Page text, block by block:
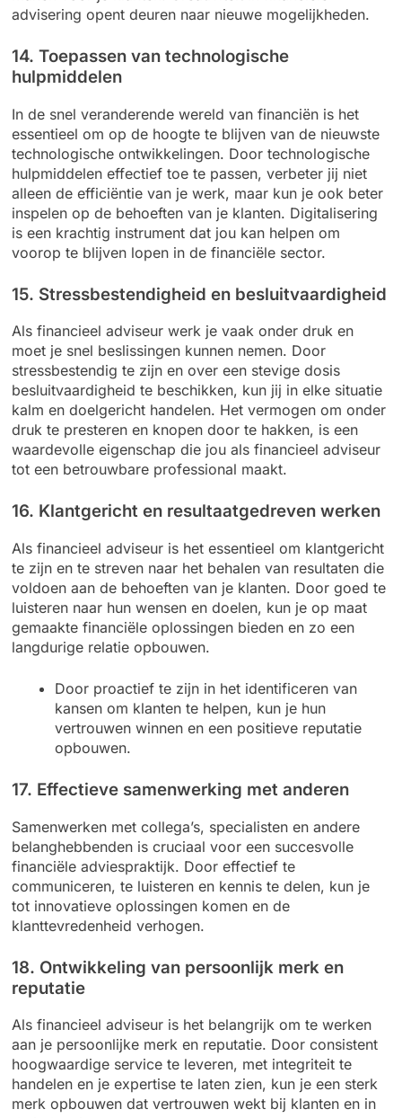
advisering opent deuren naar nieuwe mogelijkheden.
14. Toepassen van technologische
hulpmiddelen
In de snel veranderende wereld van financiën is het
essentieel om op de hoogte te blijven van de nieuwste
technologische ontwikkelingen. Door technologische
hulpmiddelen effectief toe te passen, verbeter jij niet
alleen de efficiëntie van je werk, maar kun je ook beter
inspelen op de behoeften van je klanten. Digitalisering
is een krachtig instrument dat jou kan helpen om
voorop te blijven lopen in de financiële sector.
15. Stressbestendigheid en besluitvaardigheid
Als financieel adviseur werk je vaak onder druk en
moet je snel beslissingen kunnen nemen. Door
stressbestendig te zijn en over een stevige dosis
besluitvaardigheid te beschikken, kun jij in elke situatie
kalm en doelgericht handelen. Het vermogen om onder
druk te presteren en knopen door te hakken, is een
waardevolle eigenschap die jou als financieel adviseur
tot een betrouwbare professional maakt.
16. Klantgericht en resultaatgedreven werken
Als financieel adviseur is het essentieel om klantgericht
te zijn en te streven naar het behalen van resultaten die
voldoen aan de behoeften van je klanten. Door goed te
luisteren naar hun wensen en doelen, kun je op maat
gemaakte financiële oplossingen bieden en zo een
langdurige relatie opbouwen.
Door proactief te zijn in het identificeren van
kansen om klanten te helpen, kun je hun
vertrouwen winnen en een positieve reputatie
opbouwen.
17. Effectieve samenwerking met anderen
Samenwerken met collega’s, specialisten en andere
belanghebbenden is cruciaal voor een succesvolle
financiële adviespraktijk. Door effectief te
communiceren, te luisteren en kennis te delen, kun je
tot innovatieve oplossingen komen en de
klanttevredenheid verhogen.
18. Ontwikkeling van persoonlijk merk en
reputatie
Als financieel adviseur is het belangrijk om te werken
aan je persoonlijke merk en reputatie. Door consistent
hoogwaardige service te leveren, met integriteit te
handelen en je expertise te laten zien, kun je een sterk
merk opbouwen dat vertrouwen wekt bij klanten en in